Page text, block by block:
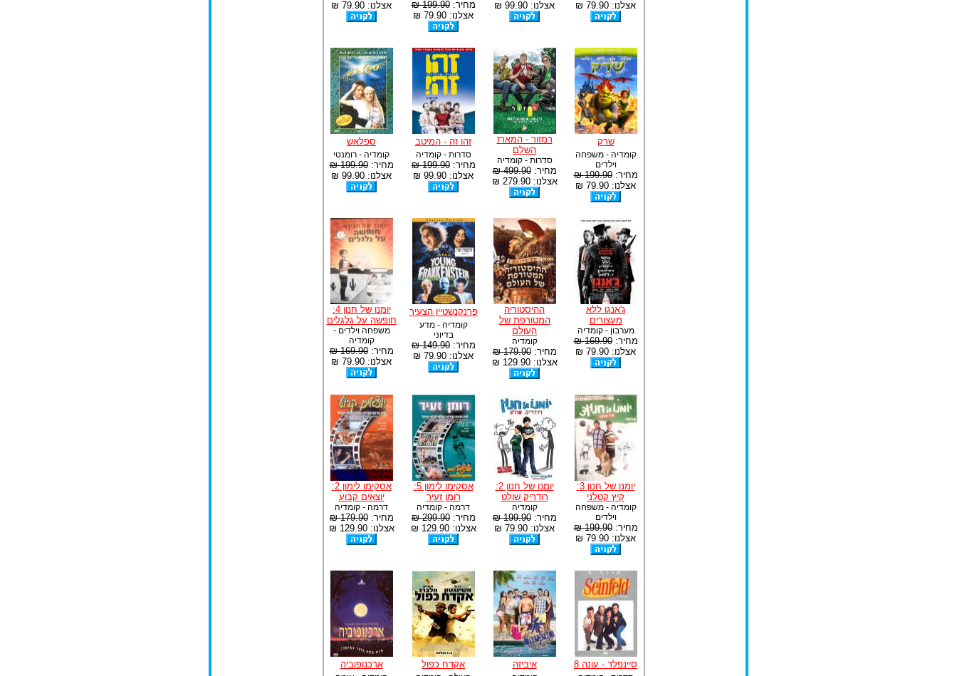
אצלנו: 79.90 ₪
אצלנו: 99.90 ₪
מחיר:199.90 ₪
אצלנו: 79.90 ₪
אצלנו: 79.90 ₪
שרק
קומדיה - משפחה
וילדים
מחיר:199.90 ₪
אצלנו: 79.90 ₪
רמזור - המארז
השלם
סדרות - קומדיה
מחיר:499.90 ₪
אצלנו: 279.90 ₪
זהו זה - המיטב
סדרות - קומדיה
מחיר:199.90 ₪
אצלנו: 99.90 ₪
ספלאש
קומדיה - רומנטי
מחיר:199.90 ₪
אצלנו: 99.90 ₪
ג'אנגו ללא
מעצורים
מערבון - קומדיה
מחיר:169.90 ₪
אצלנו: 79.90 ₪
ההיסטוריה
המטורפת של
העולם
קומדיה
מחיר:179.90 ₪
אצלנו: 129.90 ₪
פרנקנשטיין הצעיר
קומדיה - מדע
בדיוני
מחיר:149.90 ₪
אצלנו: 79.90 ₪
יומנו של חנון 4:
חופשה על גלגלים
משפחה וילדים -
קומדיה
מחיר:169.90 ₪
אצלנו: 79.90 ₪
יומנו של חנון 3:
קיץ קטלני
קומדיה - משפחה
וילדים
מחיר:199.90 ₪
אצלנו: 79.90 ₪
יומנו של חנון 2:
רודריק שולט
קומדיה
מחיר:199.90 ₪
אצלנו: 79.90 ₪
אסקימו לימון 5:
רומן זעיר
דרמה - קומדיה
מחיר:299.90 ₪
אצלנו: 129.90 ₪
אסקימו לימון 2:
יוצאים קבוע
דרמה - קומדיה
מחיר:179.90 ₪
אצלנו: 129.90 ₪
סיינפלד - עונה 8 איביזה אקדח כפול ארכנופוביה